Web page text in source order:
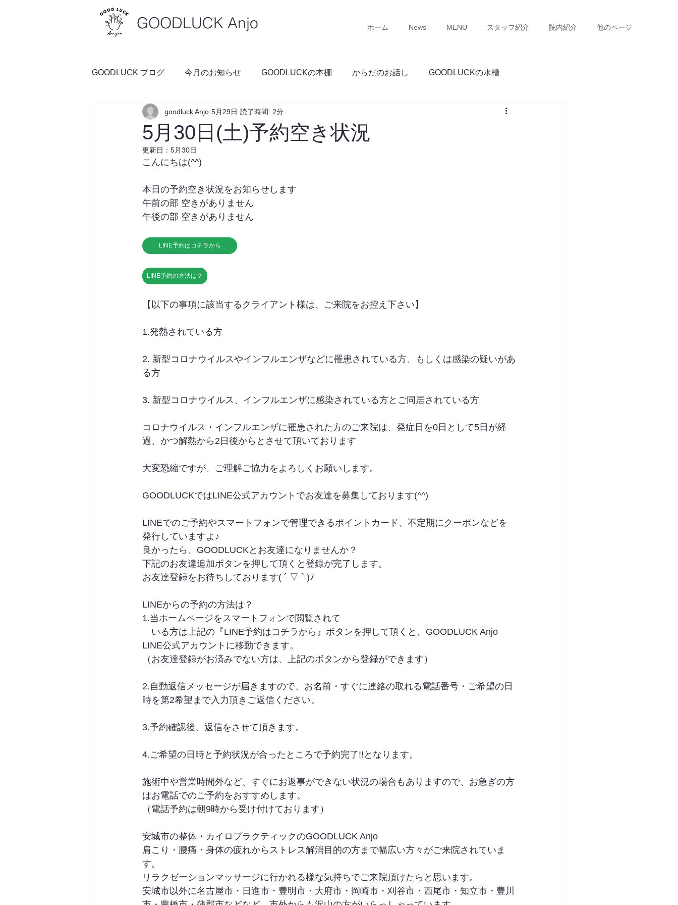
ホーム News MENU スタッフ紹介 院内紹介 他のページ
GOODLUCK Anjo
GOODLUCK ブログ 今月のお知らせ GOODLUCKの本棚 からだのお話し GOODLUCKの水槽
料理の時間 予約空き状況 GOODLUCKブログ
5月30日(土)予約空き状況
goodluck Anjo 5月29日 読了時間: 2分
更新日： 5月30日
こんにちは(^^)
本日の予約空き状況をお知らせします
午前の部 空きがありません
午後の部 空きがありません
LINE予約はコチラから
LINE予約の方法は？
【以下の事項に該当するクライアント様は、ご来院をお控え下さい】
1.発熱されている方
2. 新型コロナウイルスやインフルエンザなどに罹患されている方、もしくは感染の疑いがあ
る方
3. 新型コロナウイルス、インフルエンザに感染されている方とご同居されている方
コロナウイルス・インフルエンザに罹患された方のご来院は、発症日を0日として5日が経
過、かつ解熱から2日後からとさせて頂いております
大変恐縮ですが、ご理解ご協力をよろしくお願いします。
GOODLUCKではLINE公式アカウントでお友達を募集しております(^^)
LINEでのご予約やスマートフォンで管理できるポイントカード、不定期にクーポンなどを
発行していますよ♪
良かったら、GOODLUCKとお友達になりませんか？
下記のお友達追加ボタンを押して頂くと登録が完了します。
お友達登録をお待ちしております( ´ ▽ ` )ﾉ
LINEからの予約の方法は？
1.当ホームページをスマートフォンで閲覧されて
いる方は上記の『LINE予約はコチラから』ボタンを押して頂くと、GOODLUCK Anjo
LINE公式アカウントに移動できます。
（お友達登録がお済みでない方は、上記のボタンから登録ができます）
2.自動返信メッセージが届きますので、お名前・すぐに連絡の取れる電話番号・ご希望の日
時を第2希望まで入力頂きご返信ください。
3.予約確認後、返信をさせて頂きます。
4.ご希望の日時と予約状況が合ったところで予約完了!!となります。
施術中や営業時間外など、すぐにお返事ができない状況の場合もありますので、お急ぎの方
はお電話でのご予約をおすすめします。
（電話予約は朝9時から受け付けております）
安城市の整体・カイロプラクティックのGOODLUCK Anjo
肩こり・腰痛・身体の疲れからストレス解消目的の方まで幅広い方々がご来院されていま
す。
リラクゼーションマッサージに行かれる様な気持ちでご来院頂けたらと思います。
安城市以外に名古屋市・日進市・豊明市・大府市・岡崎市・刈谷市・西尾市・知立市・豊川